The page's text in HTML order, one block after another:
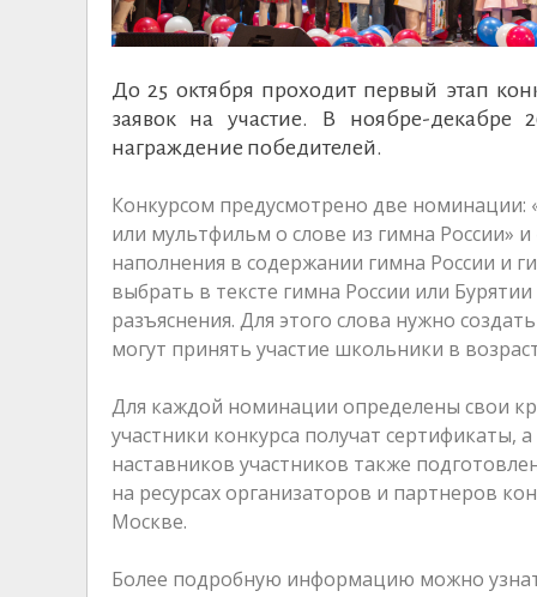
До 25 октября проходит первый этап
заявок на участие. В ноябре-декабре
награждение победителей.
Конкурсом предусмотрено две номинации:
или мультфильм о слове из гимна России»
наполнения в содержании гимна России и
выбрать в тексте гимна России или
разъяснения. Для этого слова нужно
могут принять участие школьники в
Для каждой номинации определены свои
участники конкурса получат
наставников участников также
на ресурсах организаторов и партнеров
Москве.
Более подробную информацию можно